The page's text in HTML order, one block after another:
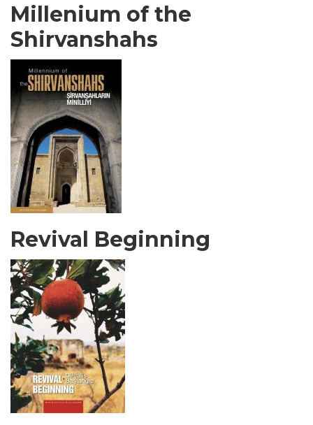
Millenium of the
Shirvanshahs
Revival Beginning